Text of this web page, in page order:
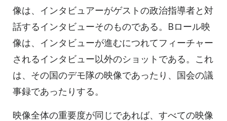
像は、インタビュアーがゲストの政治指導者と対
話するインタビューそのものである。Bロール映
像は、インタビューが進むにつれてフィーチャー
されるインタビュー以外のショットである。これ
は、その国のデモ隊の映像であったり、国会の議
事録であったりする。
映像全体の重要度が同じであれば、すべての映像